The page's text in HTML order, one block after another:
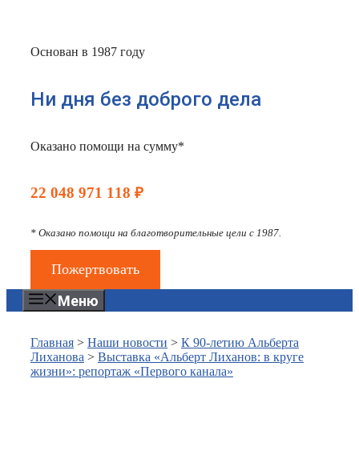
Основан в 1987 году
Ни дня без доброго дела
Оказано помощи на сумму*
22 048 971 118 ₽
* Оказано помощи на благотворительные цели с 1987.
Пожертвовать
Меню
Главная > Наши новости > К 90-летию Альберта
Лиханова > Выставка «Альберт Лиханов: в круге
жизни»: репортаж «Первого канала»